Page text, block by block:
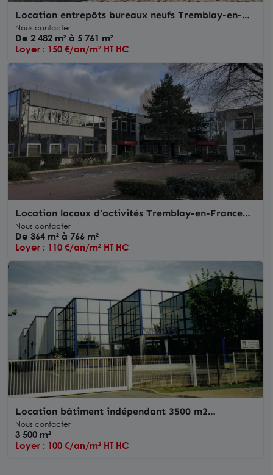
Location entrepôts bureaux neufs Tremblay-en-
France accès Paris Nord 2
Nous contacter
De 2 482 m² à 5 761 m²
Loyer : 150 €/an/m² HT HC
Location locaux d’activités Tremblay-en-France
accès direct Roissy CDG
Nous contacter
De 364 m² à 766 m²
Loyer : 110 €/an/m² HT HC
Location bâtiment indépendant 3500 m2
Tremblay-en-France visibilité A104
Nous contacter
3 500 m²
Loyer : 100 €/an/m² HT HC